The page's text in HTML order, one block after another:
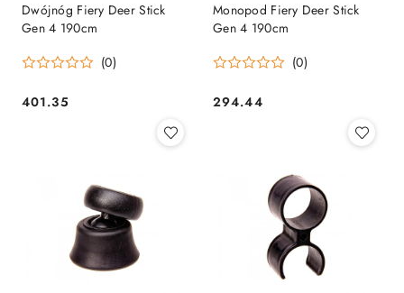
Dwójnóg Fiery Deer Stick
Gen 4 190cm
(0)
Cena:
401.35
Monopod Fiery Deer Stick
Gen 4 190cm
(0)
Cena:
294.44